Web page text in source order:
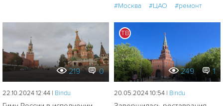
#Москва #ЦАО #ремонт
219 0
22.10.2024 12:44 | Bindu
ТВ
249 1
20.05.2024 10:54 | Bindu